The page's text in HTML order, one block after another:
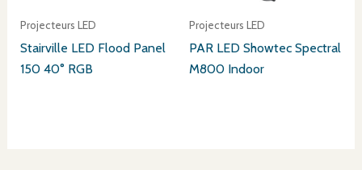
Projecteurs LED
Stairville LED Flood Panel
150 40° RGB
Projecteurs LED
PAR LED Showtec Spectral
M800 Indoor